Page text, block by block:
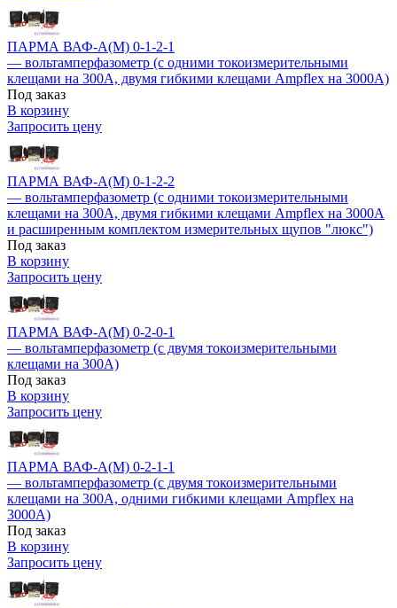
ПАРМА ВАФ-А(М) 0-1-2-1
— вольтамперфазометр (с одними токоизмерительными
клещами на 300А, двумя гибкими клещами Ampflex на 3000А)
Под заказ
В корзину
Запросить цену
ПАРМА ВАФ-А(М) 0-1-2-2
— вольтамперфазометр (с одними токоизмерительными
клещами на 300А, двумя гибкими клещами Ampflex на 3000А
и расширенным комплектом измерительных щупов "люкс")
Под заказ
В корзину
Запросить цену
ПАРМА ВАФ-А(М) 0-2-0-1
— вольтамперфазометр (с двумя токоизмерительными
клещами на 300А)
Под заказ
В корзину
Запросить цену
ПАРМА ВАФ-А(М) 0-2-1-1
— вольтамперфазометр (с двумя токоизмерительными
клещами на 300А, одними гибкими клещами Ampflex на
3000А)
Под заказ
В корзину
Запросить цену